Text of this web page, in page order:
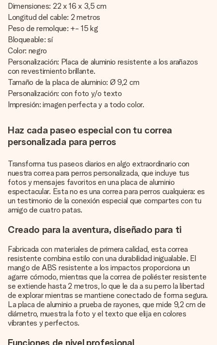
Dimensiones: 22 x 16 x 3,5 cm
Longitud del cable: 2 metros
Peso de remolque: +- 15 kg
Bloqueable: sí
Color: negro
Personalización: Placa de aluminio resistente a los arañazos
con revestimiento brillante.
Tamaño de la placa de aluminio: Ø 9,2 cm
Personalización: con foto y/o texto
Impresión: imagen perfecta y a todo color.
Haz cada paseo especial con tu correa
personalizada para perros
Transforma tus paseos diarios en algo extraordinario con
nuestra correa para perros personalizada, que incluye tus
fotos y mensajes favoritos en una placa de aluminio
espectacular. Esta no es una correa para perros cualquiera: es
un testimonio de la conexión especial que compartes con tu
amigo de cuatro patas.
Creado para la aventura, diseñado para ti
Fabricada con materiales de primera calidad, esta correa
resistente combina estilo con una durabilidad inigualable. El
mango de ABS resistente a los impactos proporciona un
agarre cómodo, mientras que la correa de poliéster resistente
se extiende hasta 2 metros, lo que le da a su perro la libertad
de explorar mientras se mantiene conectado de forma segura.
La placa de aluminio a prueba de rayones, que mide 9,2 cm de
diámetro, muestra la foto y el texto que elija en colores
vibrantes y perfectos.
Funciones de nivel profesional